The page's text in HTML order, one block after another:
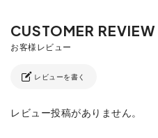
レビューを書く
レビュー投稿がありません。